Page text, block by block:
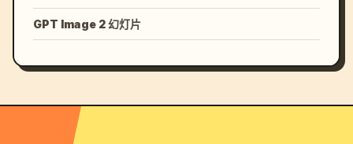
GPT Image 2 幻灯片